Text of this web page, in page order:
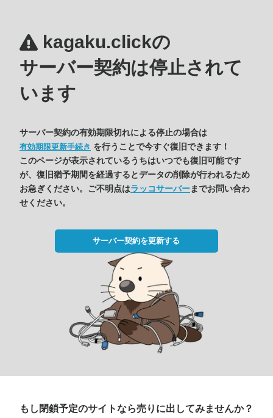
kagaku.clickの
サーバー契約は停止されて
います
サーバー契約の有効期限切れによる停止の場合は
有効期限更新手続き を行うことで今すぐ復旧できます！
このページが表示されているうちはいつでも復旧可能です
が、復旧猶予期間を経過するとデータの削除が行われるため
お急ぎください。ご不明点はラッコサーバーまでお問い合わ
せください。
サーバー契約を更新する
もし閉鎖予定のサイトなら売りに出してみませんか？